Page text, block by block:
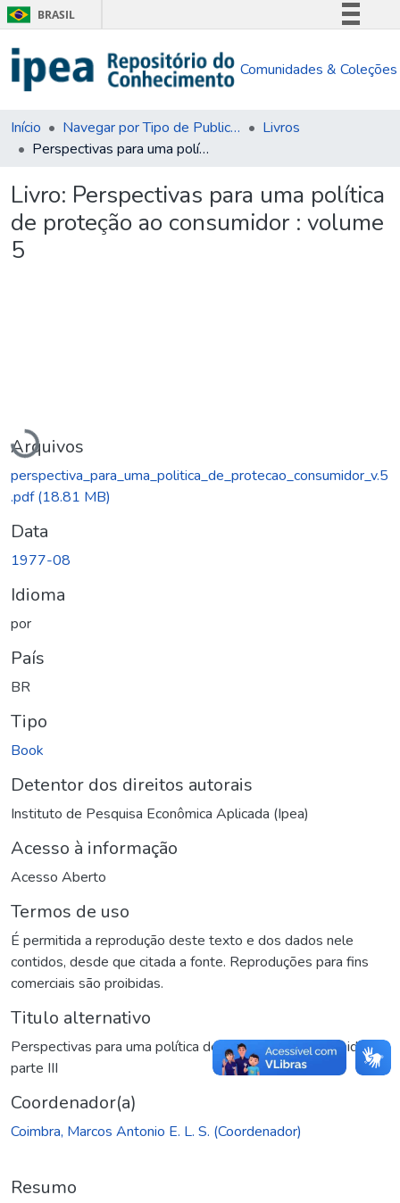
BRASIL
Comunica BR
Acesso à informação
Comunidades & Coleções
Início Navegar por Tipo de Publicação
Livros
Perspectivas para uma política de proteção ao consumidor : volume 5
Livro: Perspectivas para uma política
de proteção ao consumidor : volume
5
Carregando...
Arquivos
perspectiva_para_uma_politica_de_protecao_consumidor_v.5
.pdf(18.81 MB)
Data
1977-08
Idioma
por
País
BR
Tipo
Book
Detentor dos direitos autorais
Instituto de Pesquisa Econômica Aplicada (Ipea)
Acesso à informação
Acesso Aberto
Termos de uso
É permitida a reprodução deste texto e dos dados nele
contidos, desde que citada a fonte. Reproduções para fins
comerciais são proibidas.
Titulo alternativo
Perspectivas para uma política de proteção ao consumidor :
parte III
Coordenador(a)
Coimbra, Marcos Antonio E. L. S. (Coordenador)
Resumo